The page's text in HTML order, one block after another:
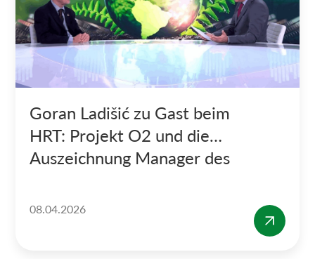
Goran Ladišić zu Gast beim
HRT: Projekt O2 und die
Auszeichnung Manager des
08.04.2026